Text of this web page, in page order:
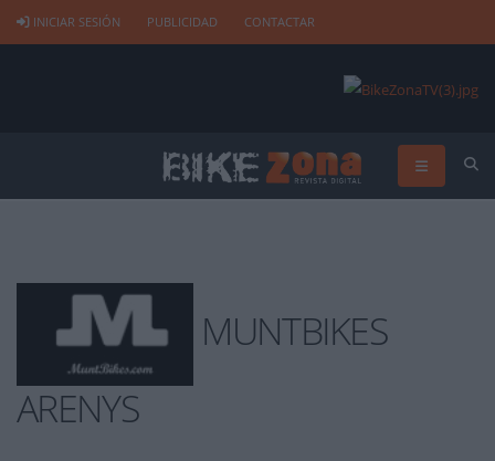
INICIAR SESIÓN PUBLICIDAD CONTACTAR
MUNTBIKES
ARENYS